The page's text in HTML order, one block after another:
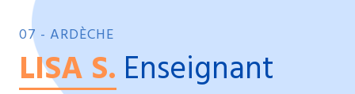
07 - ARDÈCHE
LISA S. Enseignant